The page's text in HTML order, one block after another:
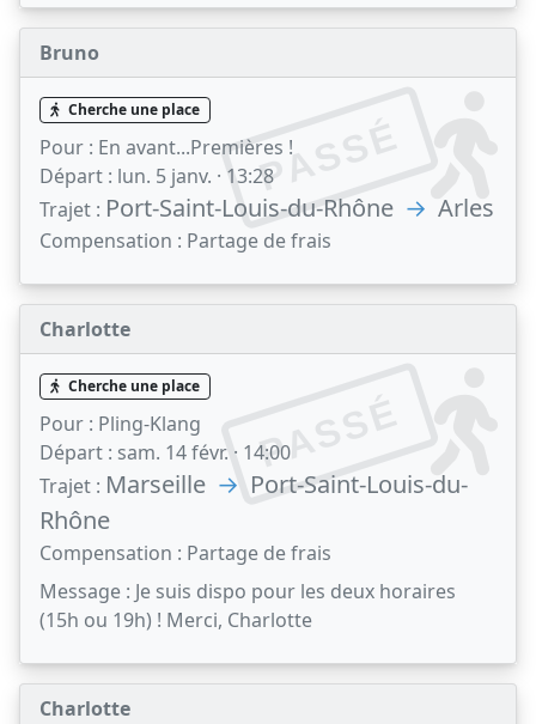
Bruno
PASSÉ
Cherche une place
Pour : En avant...Premières !
Départ : lun. 5 janv. · 13:28
Trajet : Port-Saint-Louis-du-Rhône → Arles
Compensation : Partage de frais
Charlotte
PASSÉ
Cherche une place
Pour : Pling-Klang
Départ : sam. 14 févr. · 14:00
Trajet : Marseille → Port-Saint-Louis-du-
Rhône
Compensation : Partage de frais
Message : Je suis dispo pour les deux horaires
(15h ou 19h) ! Merci, Charlotte
Charlotte